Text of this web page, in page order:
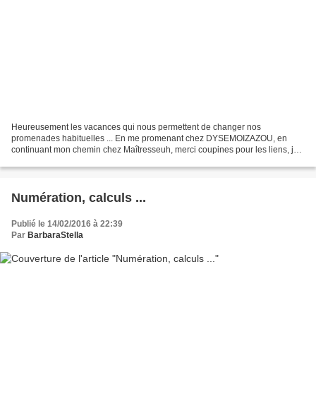
Heureusement les vacances qui nous permettent de changer nos
promenades habituelles ... En me promenant chez DYSEMOIZAZOU, en
continuant mon chemin chez Maîtresseuh, merci coupines pour les liens, je
Numération, calculs ...
Publié le 14/02/2016 à 22:39
Par BarbaraStella